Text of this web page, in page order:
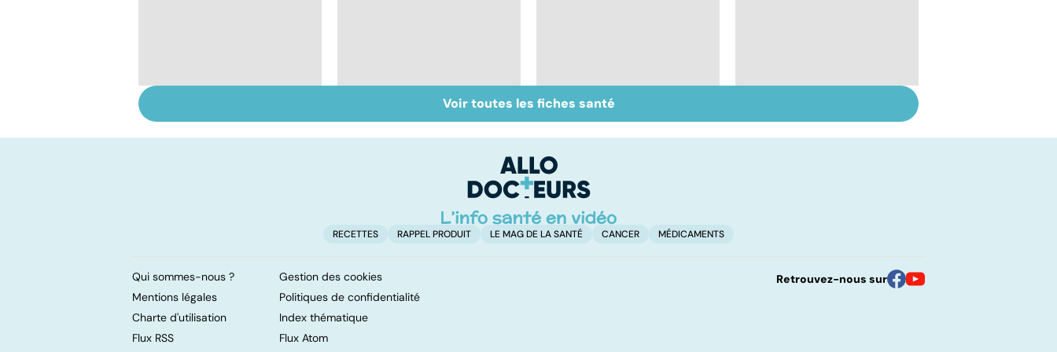
vers intestinaux
Tout savoir sur les
infections
Inflammation des
amygdales : que faire
passage à l'acte
Voir toutes les fiches santé
RECETTES RAPPEL PRODUIT LE MAG DE LA SANTÉ CANCER MÉDICAMENTS
Qui sommes-nous ?
Gestion des cookies
Mentions légales
Politiques de confidentialité
Charte d'utilisation
Index thématique
Flux RSS
Flux Atom
Retrouvez-nous sur